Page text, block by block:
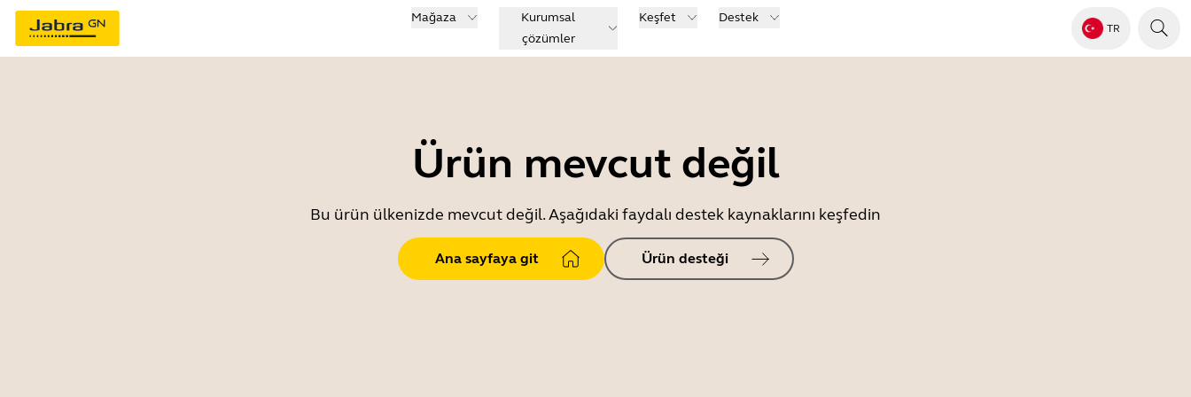
Mağaza
Kurumsal
çözümler
Keşfet Destek
TR
Ürün mevcut değil
Bu ürün ülkenizde mevcut değil. Aşağıdaki faydalı destek kaynaklarını keşfedin
Ana sayfaya git Ürün desteği